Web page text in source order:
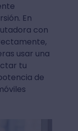
En
con
usar una
tu
de